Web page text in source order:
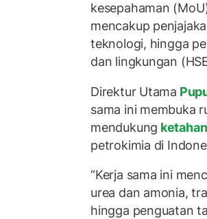
kesepahaman
mencakup
teknologi, hingga
dan lingkungan
Direktur Utama
sama ini membuka
mendukung
petrokimia di
“Kerja sama ini
urea dan amonia,
hingga penguatan